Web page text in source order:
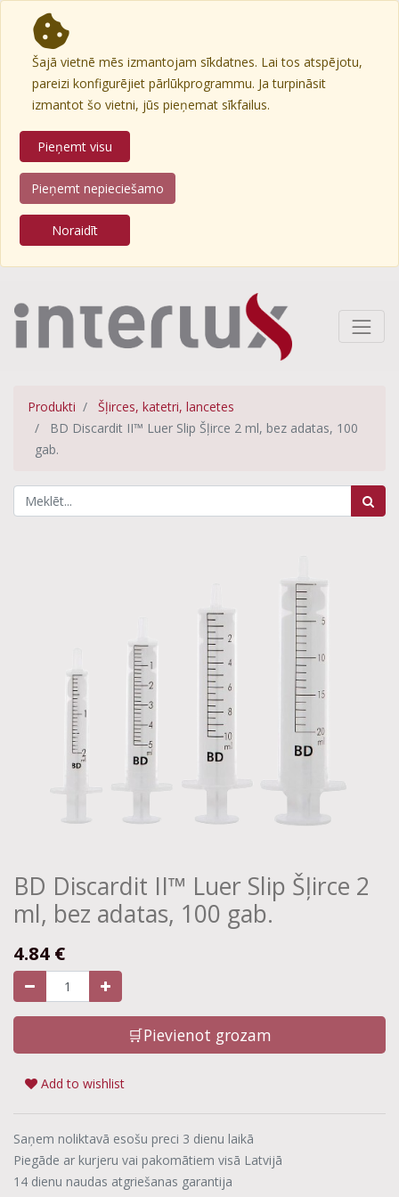
Šajā vietnē mēs izmantojam sīkdatnes. Lai tos atspējotu,
pareizi konfigurējiet pārlūkprogrammu. Ja turpināsit
izmantot šo vietni, jūs pieņemat sīkfailus.
Pieņemt visu
Pieņemt nepieciešamo
Noraidīt
Produkti
Šļirces, katetri, lancetes
BD Discardit II™ Luer Slip Šļirce 2 ml, bez adatas, 100
gab.
BD Discardit II™ Luer Slip Šļirce 2
ml, bez adatas, 100 gab.
4.84 €
🛒Pievienot grozam
Add to wishlist
Saņem noliktavā esošu preci 3 dienu laikā
Piegāde ar kurjeru vai pakomātiem visā Latvijā
14 dienu naudas atgriešanas garantija